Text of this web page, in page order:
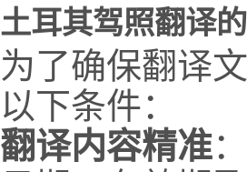
土耳其驾照翻译
为了确保翻译
以下条件：
翻译内容精准